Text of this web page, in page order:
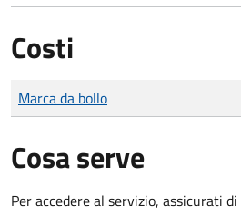
Costi
Tipo di pagamento
Importo
Marca da bollo
Cosa serve
Per accedere al servizio, assicurati